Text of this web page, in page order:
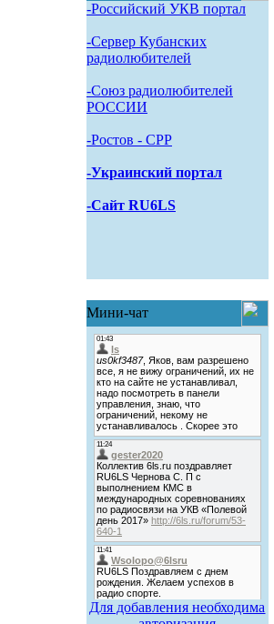
-Российский УКВ портал
-Сервер Кубанских
радиолюбителей
-Союз радиолюбителей
РОССИИ
-Pостов - CPP
-Украинский портал
-Сайт RU6LS
Мини-чат
Для добавления необходима